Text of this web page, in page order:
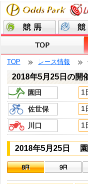
TOP レース情報
2018年5月25日の開
園田 1
佐世保 1
川口 1
2018年5月25日